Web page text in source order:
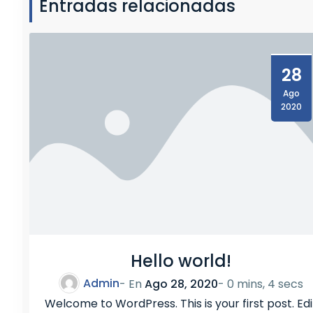
Entradas relacionadas
28
Ago
2020
Hello world!
Admin- EnAgo 28, 2020- 0 mins, 4 secs
Welcome to WordPress. This is your first post.